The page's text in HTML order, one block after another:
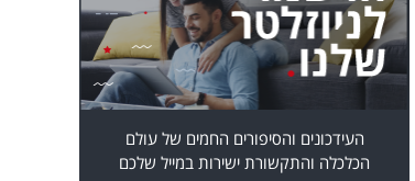
העידכונים והסיפורים החמים של עולם
הכלכלה והתקשורת ישירות במייל שלכם